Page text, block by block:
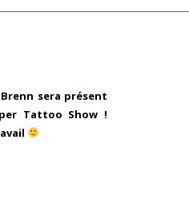
sera présent
Tattoo Show !